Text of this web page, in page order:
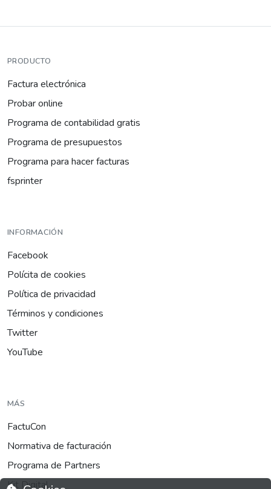
PRODUCTO
Factura electrónica
Probar online
Programa de contabilidad gratis
Programa de presupuestos
Programa para hacer facturas
fsprinter
INFORMACIÓN
Facebook
Polícita de cookies
Política de privacidad
Términos y condiciones
Twitter
YouTube
MÁS
FactuCon
Normativa de facturación
Programa de Partners
Kit Digital